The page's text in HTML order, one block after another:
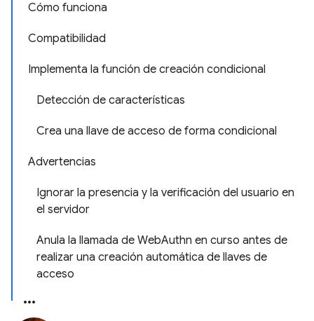
Cómo funciona
Compatibilidad
Implementa la función de creación condicional
Detección de características
Crea una llave de acceso de forma condicional
Advertencias
Ignorar la presencia y la verificación del usuario en
el servidor
Anula la llamada de WebAuthn en curso antes de
realizar una creación automática de llaves de
acceso